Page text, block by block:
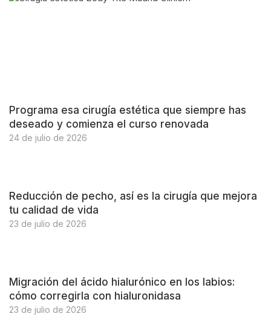
Programa esa cirugía estética que siempre has
deseado y comienza el curso renovada
24 de julio de 2026
Reducción de pecho, así es la cirugía que mejora
tu calidad de vida
23 de julio de 2026
Migración del ácido hialurónico en los labios:
cómo corregirla con hialuronidasa
23 de julio de 2026